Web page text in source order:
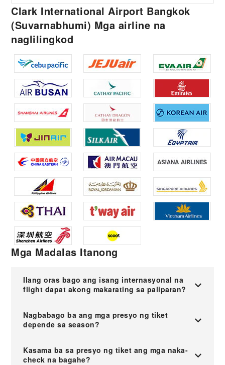
Clark International Airport Bangkok
(Suvarnabhumi) Mga airline na
naglilingkod
Mga Madalas Itanong
Ilang oras bago ang isang internasyonal na
flight dapat akong makarating sa paliparan?
Nagbabago ba ang mga presyo ng tiket
depende sa season?
Kasama ba sa presyo ng tiket ang mga naka-
check na bagahe?